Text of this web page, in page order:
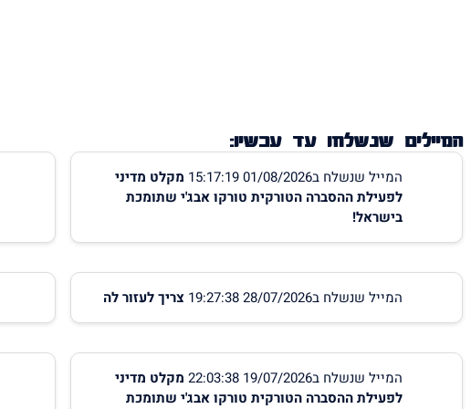
המיילים שנשלחו עד עכשיו:
המייל שנשלח ב01/08/2026 15:17:19
מקלט מדיני
לפעילת ההסברה הטורקית טורקו אבג'י שתומכת
בישראל!
המייל שנשלח ב28/07/2026 19:27:38 צריך לעזור לה
המייל שנשלח ב19/07/2026 22:03:38
מקלט מדיני
לפעילת ההסברה הטורקית טורקו אבג'י שתומכת